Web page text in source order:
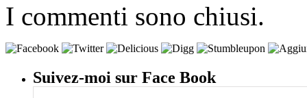
I commenti sono chiusi.
Suivez-moi sur Face Book